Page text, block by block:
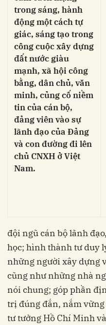
trong sáng, hành
động một cách tự
giác, sáng tạo trong
công cuộc xây dựng
đất nước giàu
mạnh, xã hội công
bằng, dân chủ, văn
minh, củng cố niềm
tin của cán bộ,
đảng viên vào sự
lãnh đạo của Đảng
và con đường đi lên
chủ CNXH ở Việt
Nam.
đội ngũ cán bộ lãnh
học; hình thành tư duy
những người xây dựng
cũng như những nhà
nói chung; góp phần
trị đúng đắn, nắm
tư tưởng Hồ Chí Minh